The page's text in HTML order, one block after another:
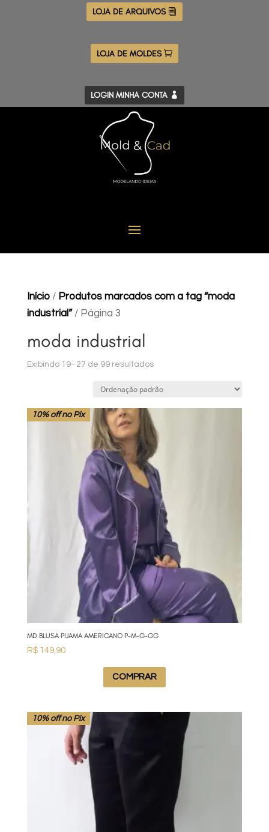
LOJA DE ARQUIVOS
LOJA DE MOLDES
LOGIN MINHA CONTA
Início/ Produtos marcados com a tag “moda
industrial”/ Página 3
moda industrial
Exibindo 19–27 de 99 resultados
10% off no Pix
MD BLUSA PIJAMA AMERICANO P-M-G-GG
R$149,90
COMPRAR
10% off no Pix